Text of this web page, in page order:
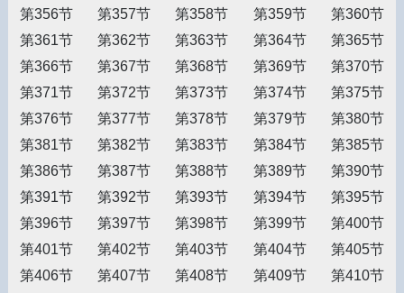
第356节
第357节 第358节 第359节
第360节
第361节
第362节 第363节 第364节
第365节
第366节
第367节 第368节 第369节
第370节
第371节
第372节 第373节 第374节
第375节
第376节
第377节 第378节 第379节
第380节
第381节
第382节 第383节 第384节
第385节
第386节
第387节 第388节 第389节
第390节
第391节
第392节 第393节 第394节
第395节
第396节
第397节 第398节 第399节
第400节
第401节
第402节 第403节 第404节
第405节
第406节
第407节 第408节 第409节
第410节